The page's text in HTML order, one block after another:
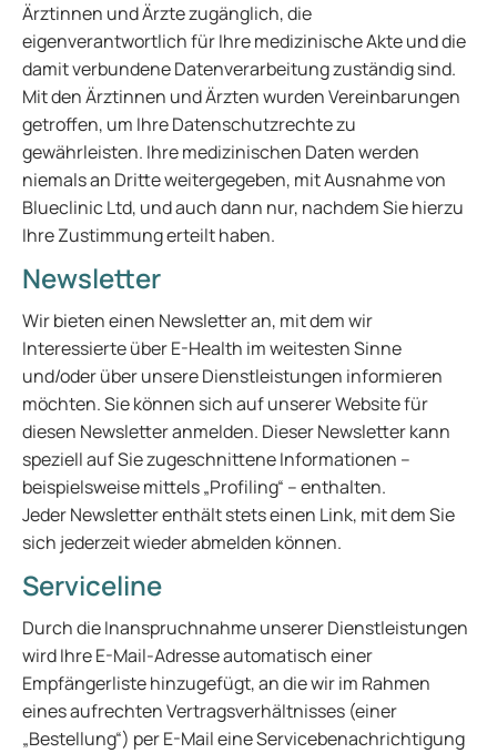
Ärztinnen und Ärzte zugänglich, die
eigenverantwortlich für Ihre medizinische Akte und die
damit verbundene Datenverarbeitung zuständig sind.
Mit den Ärztinnen und Ärzten wurden Vereinbarungen
getroffen, um Ihre Datenschutzrechte zu
gewährleisten. Ihre medizinischen Daten werden
niemals an Dritte weitergegeben, mit Ausnahme von
Blueclinic Ltd, und auch dann nur, nachdem Sie hierzu
Ihre Zustimmung erteilt haben.
Newsletter
Wir bieten einen Newsletter an, mit dem wir
Interessierte über E-Health im weitesten Sinne
und/oder über unsere Dienstleistungen informieren
möchten. Sie können sich auf unserer Website für
diesen Newsletter anmelden. Dieser Newsletter kann
speziell auf Sie zugeschnittene Informationen –
beispielsweise mittels „Profiling“ – enthalten.
Jeder Newsletter enthält stets einen Link, mit dem Sie
sich jederzeit wieder abmelden können.
Serviceline
Durch die Inanspruchnahme unserer Dienstleistungen
wird Ihre E-Mail-Adresse automatisch einer
Empfängerliste hinzugefügt, an die wir im Rahmen
eines aufrechten Vertragsverhältnisses (einer
„Bestellung“) per E-Mail eine Servicebenachrichtigung